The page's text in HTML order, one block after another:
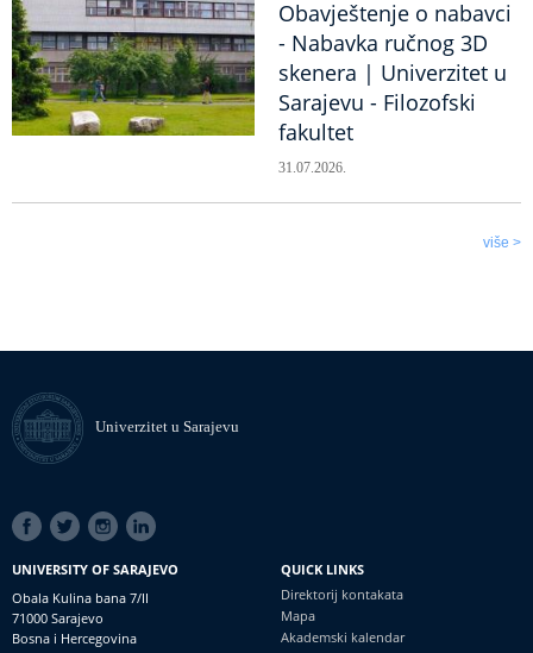
Obavještenje o nabavci
- Nabavka ručnog 3D
skenera | Univerzitet u
Sarajevu - Filozofski
fakultet
31.07.2026.
više >
Univerzitet u Sarajevu
SOCIAL
LINKS
UNIVERSITY OF SARAJEVO
Obala Kulina bana 7/II
71000 Sarajevo
Bosna i Hercegovina
QUICK LINKS
Direktorij kontakata
Mapa
Akademski kalendar